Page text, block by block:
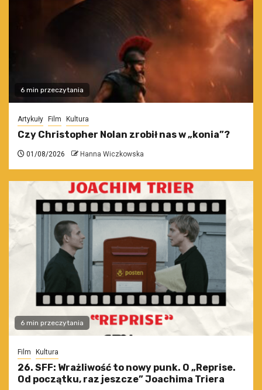
6 min przeczytania
Artykuły Film Kultura
Czy Christopher Nolan zrobił nas w „konia”?
01/08/2026 Hanna Wiczkowska
6 min przeczytania
Film Kultura
26. SFF: Wrażliwość to nowy punk. O „Reprise.
Od początku, raz jeszcze” Joachima Triera